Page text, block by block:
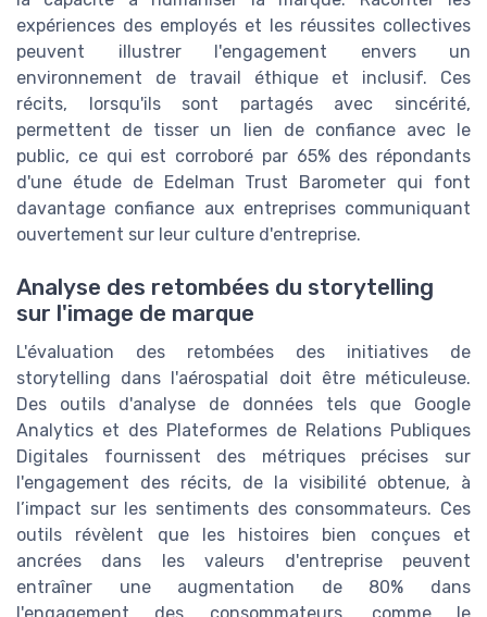
expériences des employés et les réussites collectives
peuvent illustrer l'engagement envers un
environnement de travail éthique et inclusif. Ces
récits, lorsqu'ils sont partagés avec sincérité,
permettent de tisser un lien de confiance avec le
public, ce qui est corroboré par 65% des répondants
d'une étude de Edelman Trust Barometer qui font
davantage confiance aux entreprises communiquant
ouvertement sur leur culture d'entreprise.
Analyse des retombées du storytelling
sur l'image de marque
L'évaluation des retombées des initiatives de
storytelling dans l'aérospatial doit être méticuleuse.
Des outils d'analyse de données tels que Google
Analytics et des Plateformes de Relations Publiques
Digitales fournissent des métriques précises sur
l'engagement des récits, de la visibilité obtenue, à
l’impact sur les sentiments des consommateurs. Ces
outils révèlent que les histoires bien conçues et
ancrées dans les valeurs d'entreprise peuvent
entraîner une augmentation de 80% dans